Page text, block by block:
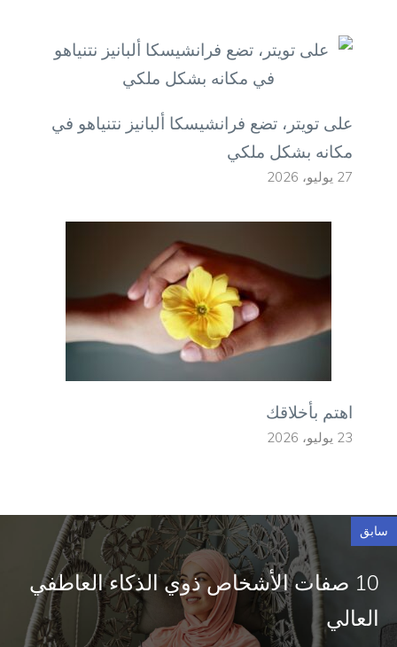
على تويتر، تضع فرانشيسكا ألبانيز نتنياهو في
مكانه بشكل ملكي
27 يوليو، 2026
اهتم بأخلاقك
23 يوليو، 2026
سابق
10 صفات الأشخاص ذوي الذكاء العاطفي
العالي